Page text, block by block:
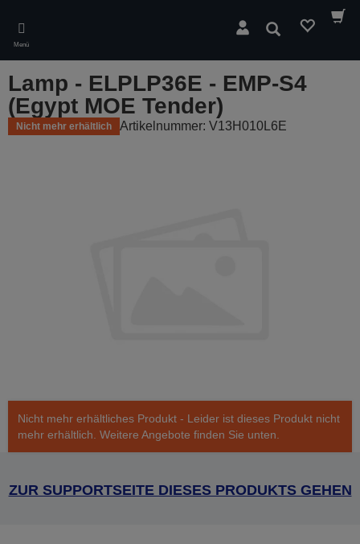
main
content
Menü
Suchen
Lamp - ELPLP36E - EMP-S4
(Egypt MOE Tender)
Nicht mehr erhältlich Artikelnummer: V13H010L6E
Nicht mehr erhältliches Produkt - Leider ist dieses Produkt nicht
mehr erhältlich. Weitere Angebote finden Sie unten.
ZUR SUPPORTSEITE DIESES PRODUKTS GEHEN